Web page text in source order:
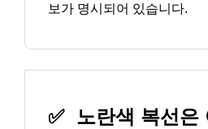
보가 명시되어 있습니다.
✅ 노란색 복선은